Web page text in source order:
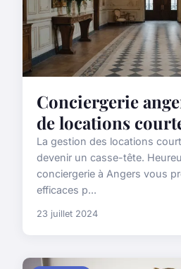
Conciergerie
de locations
La gestion des locations
devenir un casse-tête.
conciergerie à Angers vous
efficaces p...
23 juillet 2024